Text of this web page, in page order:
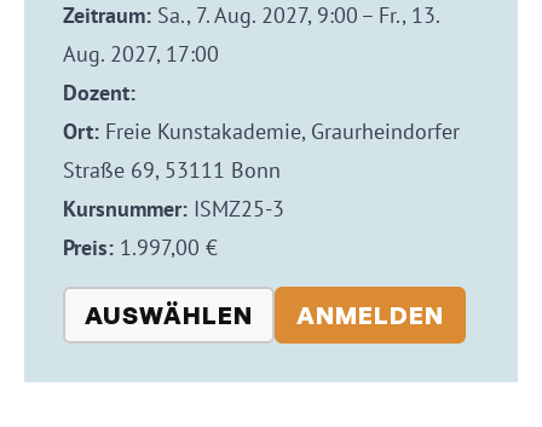
Zeitraum: Sa., 7. Aug. 2027, 9:00 – Fr., 13.
Aug. 2027, 17:00
Dozent:
Ort: Freie Kunstakademie, Graurheindorfer
Straße 69, 53111 Bonn
Kursnummer: ISMZ25-3
Preis: 1.997,00 €
AUSWÄHLEN ANMELDEN